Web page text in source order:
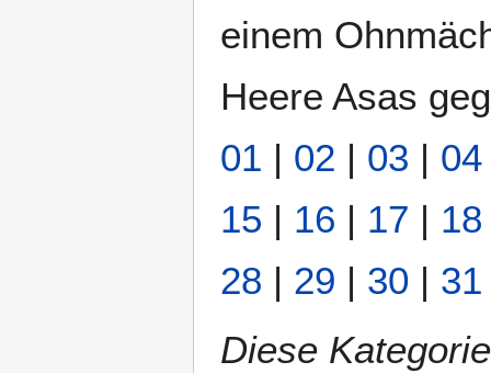
einem
Heere Asas
01 | 02 | 03 | 04
15 | 16 | 17 | 18
28 | 29 | 30 | 31
Diese